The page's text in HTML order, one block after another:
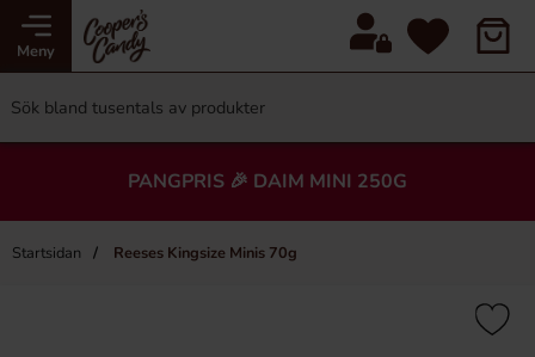
Meny
PANGPRIS 🎉 DAIM MINI 250G
Startsidan Reeses Kingsize Minis 70g